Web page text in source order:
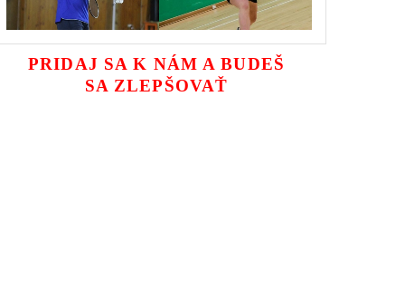
PRIDAJ SA K NÁM A BUDEŠ
SA ZLEPŠOVAŤ